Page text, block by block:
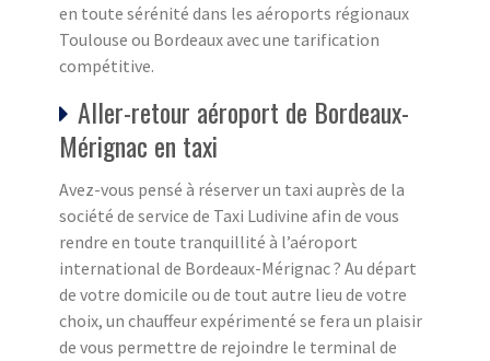
en toute sérénité dans les aéroports régionaux
Toulouse ou Bordeaux avec une tarification
compétitive.
Aller-retour aéroport de Bordeaux-
Mérignac en taxi
Avez-vous pensé à réserver un taxi auprès de la
société de service de Taxi Ludivine afin de vous
rendre en toute tranquillité à l’aéroport
international de Bordeaux-Mérignac ? Au départ
de votre domicile ou de tout autre lieu de votre
choix, un chauffeur expérimenté se fera un plaisir
de vous permettre de rejoindre le terminal de